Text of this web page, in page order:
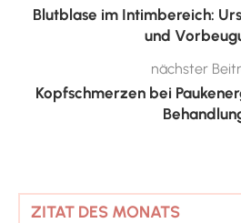
Blutblase im Intimbereich:
und
nächster
Kopfschmerzen bei
ZITAT DES MONATS